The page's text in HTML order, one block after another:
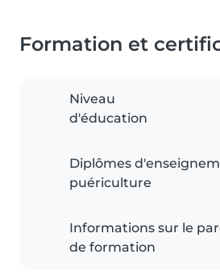
Formation et
Niveau
d'éducation
Diplômes
puériculture
Informations sur le
de formation